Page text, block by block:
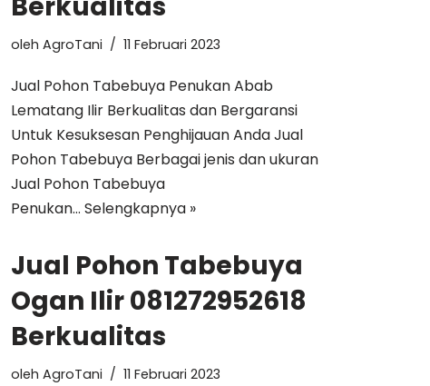
oleh AgroTani 11 Februari 2023
Jual Pohon Tabebuya Penukan Abab
Lematang Ilir Berkualitas dan Bergaransi
Untuk Kesuksesan Penghijauan Anda Jual
Pohon Tabebuya Berbagai jenis dan ukuran
Jual Pohon Tabebuya
Penukan… Selengkapnya »
Jual Pohon Tabebuya
Ogan Ilir 081272952618
Berkualitas
oleh AgroTani 11 Februari 2023